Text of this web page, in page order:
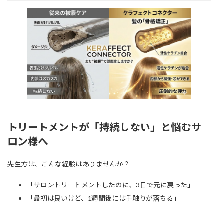
トリートメントが「持続しない」と悩むサ
ロン様へ
先生方は、こんな経験はありませんか？
「サロントリートメントしたのに、3日で元に戻った」
「最初は良いけど、1週間後には手触りが落ちる」